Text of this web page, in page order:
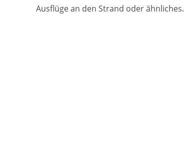
Ausflüge an den Strand oder ähnliches.